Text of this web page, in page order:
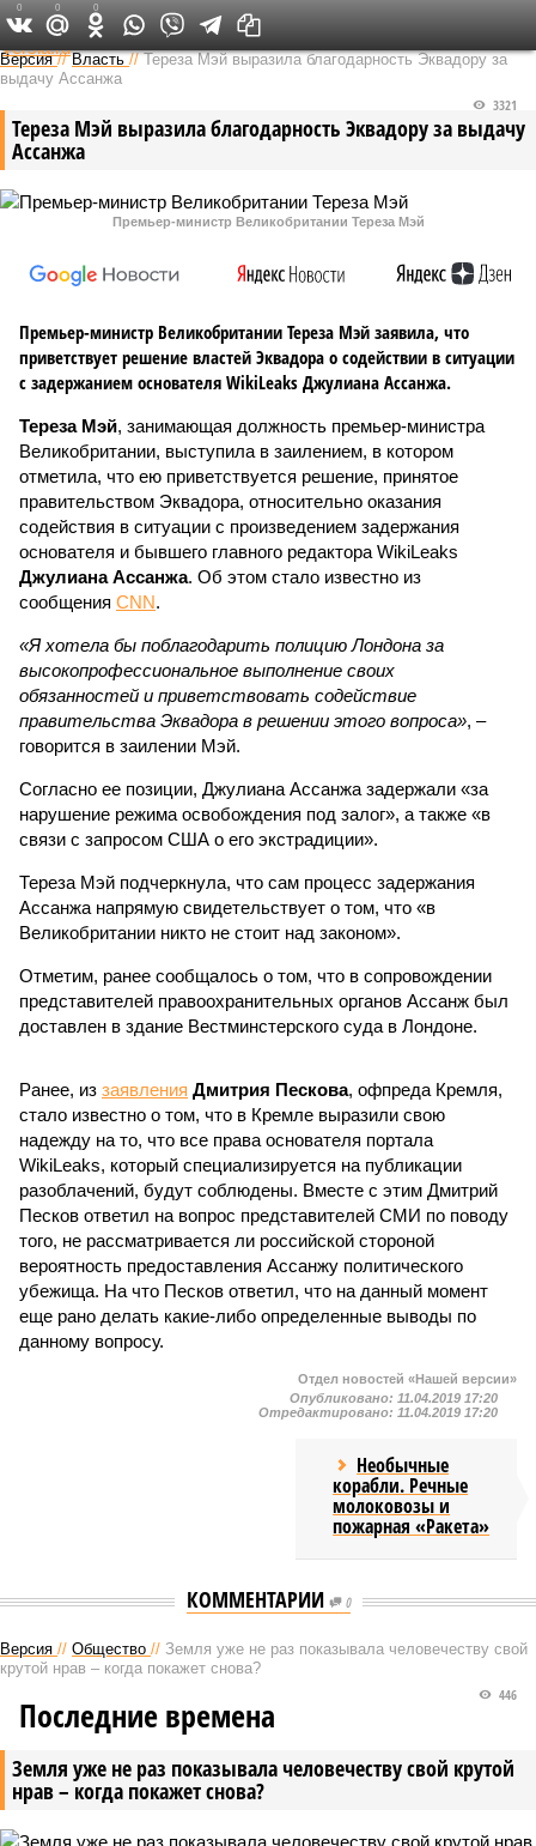
Федеральный выпуск
Версия //Власть //Тереза Мэй выразила благодарность Эквадору за
выдачу Ассанжа
Тереза Мэй выразила благодарность Эквадору за выдачу
Ассанжа
3321
Премьер-министр Великобритании Тереза Мэй
Премьер-министр Великобритании Тереза Мэй заявила, что
приветствует решение властей Эквадора о содействии в ситуации
с задержанием основателя WikiLeaks Джулиана Ассанжа.
Тереза Мэй, занимающая должность премьер-министра
Великобритании, выступила в заилением, в котором
отметила, что ею приветствуется решение, принятое
правительством Эквадора, относительно оказания
содействия в ситуации с произведением задержания
основателя и бывшего главного редактора WikiLeaks
Джулиана Ассанжа. Об этом стало известно из
сообщения CNN.
«Я хотела бы поблагодарить полицию Лондона за
высокопрофессиональное выполнение своих
обязанностей и приветствовать содействие
правительства Эквадора в решении этого вопроса», –
говорится в заилении Мэй.
Согласно ее позиции, Джулиана Ассанжа задержали «за
нарушение режима освобождения под залог», а также «в
связи с запросом США о его экстрадиции».
Тереза Мэй подчеркнула, что сам процесс задержания
Ассанжа напрямую свидетельствует о том, что «в
Великобритании никто не стоит над законом».
Отметим, ранее сообщалось о том, что в сопровождении
представителей правоохранительных органов Ассанж был
доставлен в здание Вестминстерского суда в Лондоне.
Ранее, из заявления Дмитрия Пескова, офпреда Кремля,
стало известно о том, что в Кремле выразили свою
надежду на то, что все права основателя портала
WikiLeaks, который специализируется на публикации
разоблачений, будут соблюдены. Вместе с этим Дмитрий
Песков ответил на вопрос представителей СМИ по поводу
того, не рассматривается ли российской стороной
вероятность предоставления Ассанжу политического
убежища. На что Песков ответил, что на данный момент
еще рано делать какие-либо определенные выводы по
данному вопросу.
0 0 0
Отдел новостей «Нашей версии»
Опубликовано: 11.04.2019 17:20
Отредактировано: 11.04.2019 17:20
Необычные
корабли. Речные
молоковозы и
пожарная «Ракета»
КОММЕНТАРИИ 0
Версия // Общество // Земля уже не раз показывала человечеству свой
крутой нрав – когда покажет снова?
Земля уже не раз показывала человечеству свой крутой
нрав – когда покажет снова?
446
Последние времена